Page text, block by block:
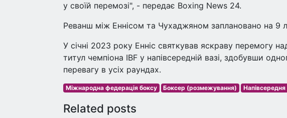
у своїй перемозі", - передає Boxing News 24.
Реванш між Еннісом та Чухаджяном заплановано на 9
У січні 2023 року Енніс святкував яскраву перемогу
титул чемпіона IBF у напівсередній вазі, здобувши
перевагу в усіх раундах.
Міжнародна федерація боксу Боксер (розмежування) Напівсередня
Related posts